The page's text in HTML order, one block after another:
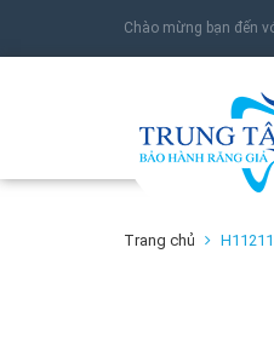
Chào mừng bạn đến
Trang chủ